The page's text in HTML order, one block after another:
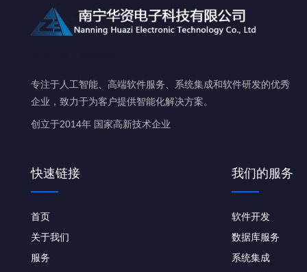
专注于人工智能、高端软件服务、系统集成和软件研发的优秀
企业，致力于为客户提供智能化解决方案。
创立于2014年 国家高新技术企业
快速链接
首页
关于我们
服务
我们的服务
软件开发
数据库服务
系统集成